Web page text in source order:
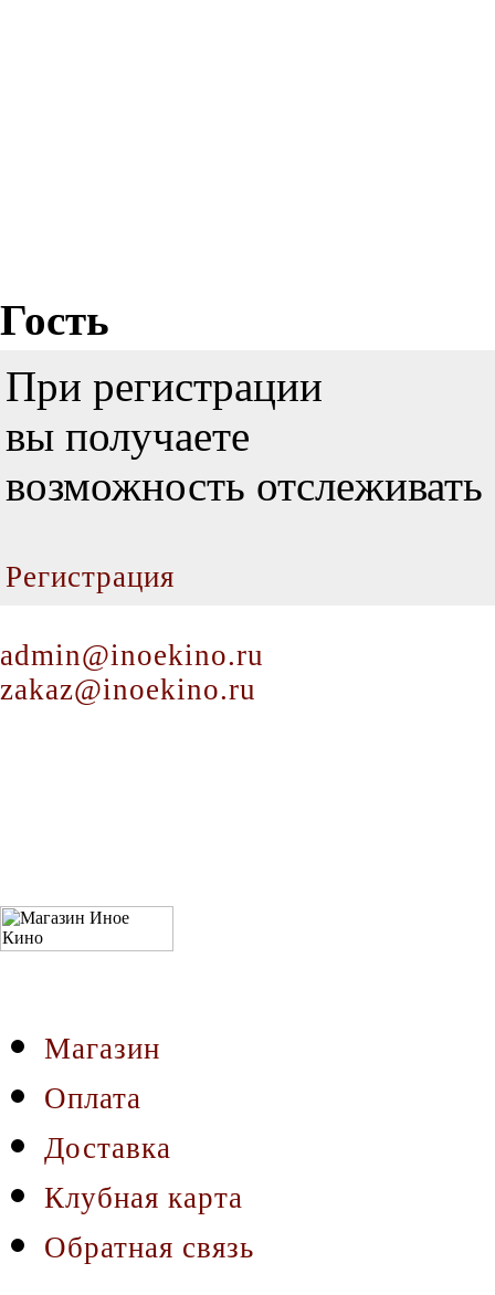
Гость
При регистрации
вы получаете
возможность
Регистрация
admin@inoekino.ru
zakaz@inoekino.ru
Магазин
Оплата
Доставка
Клубная карта
Обратная связь